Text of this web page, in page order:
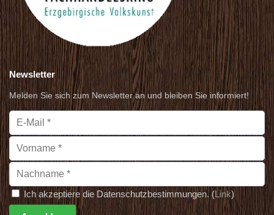
Newsletter
Melden Sie sich zum Newsletter an und bleiben Sie informiert!
Ich akzeptiere die Datenschutzbestimmungen. (Link)